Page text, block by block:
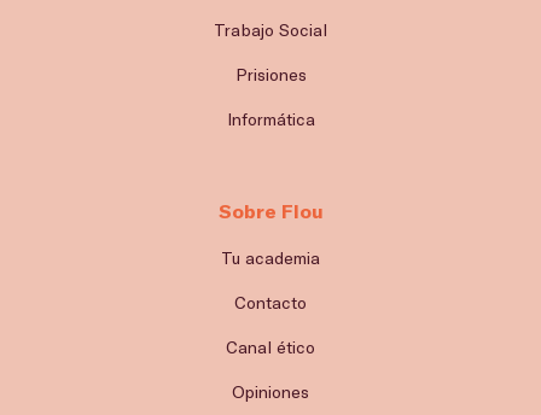
Trabajo Social
Prisiones
Informática
Sobre Flou
Tu academia
Contacto
Canal ético
Opiniones